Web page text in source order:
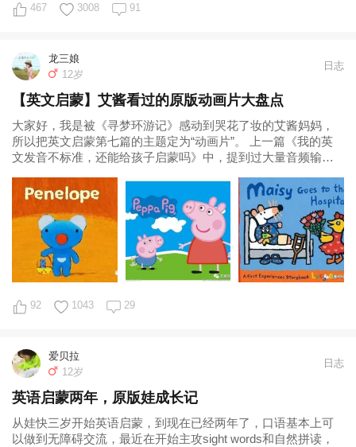
467 3008 91
龙三娘
12岁
日志
【英文启蒙】艾酱看过的原版动画片大盘点
大家好，我是被《寻梦环游记》感动到哭花了妆的艾酱妈妈，
所以把英文启蒙第七篇的主题定为“动画片”。 上一篇《我的英
文发音不标准，还能给孩子启蒙吗》中，提到过大量音频输入
92 1043 29
爱贝拉
12岁
日志
英语启蒙两年，原版娃成长记
从娃快三岁开始英语启蒙，到现在已经两年了，口语基本上可
以做到无障碍交流，最近在开始主攻sight words和自然拼读，